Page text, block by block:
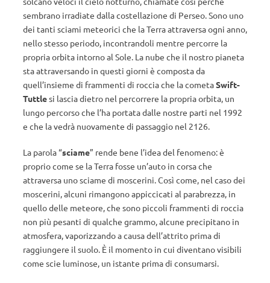
sembrano irradiate dalla costellazione di Perseo. Sono uno
dei tanti sciami meteorici che la Terra attraversa ogni anno,
nello stesso periodo, incontrandoli mentre percorre la
propria orbita intorno al Sole. La nube che il nostro pianeta
sta attraversando in questi giorni è composta da
quell’insieme di frammenti di roccia che la cometaSwift-
Tuttlesi lascia dietro nel percorrere la propria orbita, un
lungo percorso che l’ha portata dalle nostre parti nel 1992
e che la vedrà nuovamente di passaggio nel 2126.
La parola “sciame” rende bene l’idea del fenomeno: è
proprio come se la Terra fosse un’auto in corsa che
attraversa uno sciame di moscerini. Così come, nel caso dei
moscerini, alcuni rimangono appiccicati al parabrezza, in
quello delle meteore, che sono piccoli frammenti di roccia
non più pesanti di qualche grammo, alcune precipitano in
atmosfera, vaporizzando a causa dell’attrito prima di
raggiungere il suolo. È il momento in cui diventano visibili
come scie luminose, un istante prima di consumarsi.